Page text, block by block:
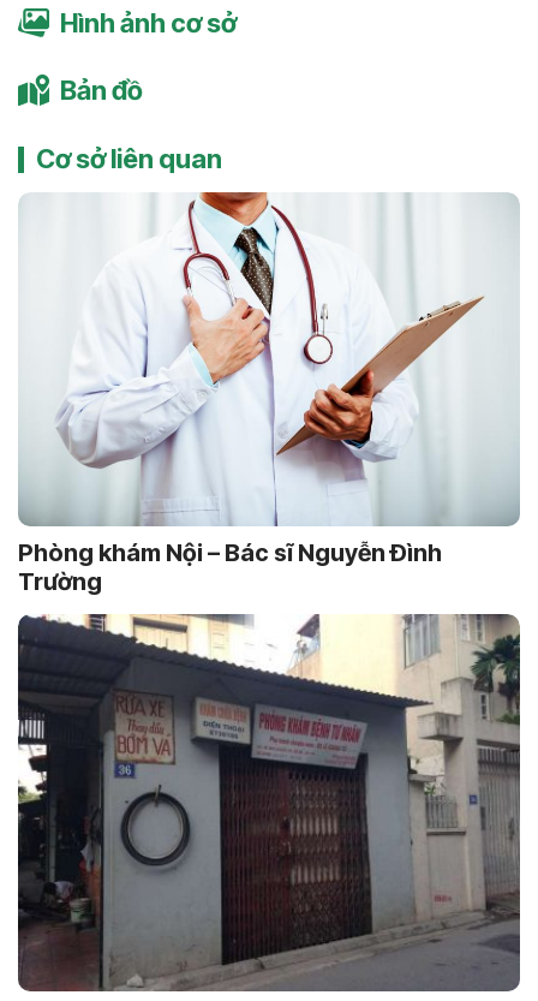
Hình ảnh cơ sở
Bản đồ
Cơ sở liên quan
Phòng khám Nội – Bác sĩ Nguyễn Ðình
Trường